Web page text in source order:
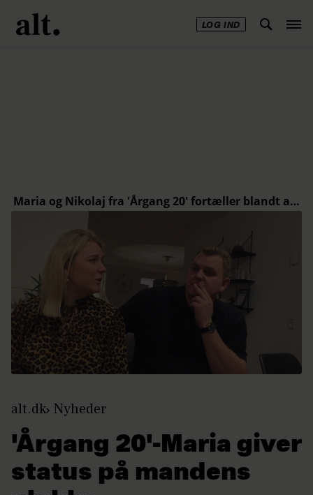
LOG IND
alt.dk Nyheder
'Årgang 20'-Maria giver
status på mandens